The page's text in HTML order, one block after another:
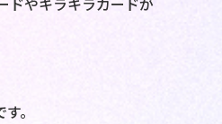
。